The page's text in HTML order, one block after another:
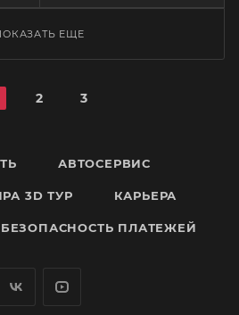
ЕЩЕ
2 3
АВТОСЕРВИС
3D ТУР КАРЬЕРА
БЕЗОПАСНОСТЬ ПЛАТЕЖЕЙ